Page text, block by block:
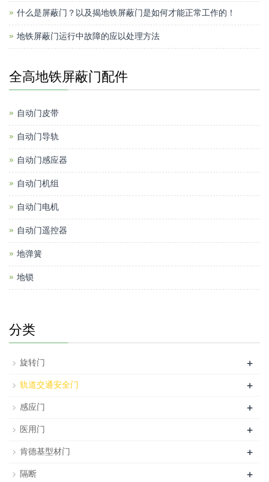
什么是屏蔽门？以及揭地铁屏蔽门是如何才能正常工作的！
地铁屏蔽门运行中故障的应以处理方法
全高地铁屏蔽门配件
自动门皮带
自动门导轨
自动门感应器
自动门机组
自动门电机
自动门遥控器
地弹簧
地锁
分类
旋转门 +
轨道交通安全门 +
感应门 +
医用门 +
肯德基型材门 +
隔断 +